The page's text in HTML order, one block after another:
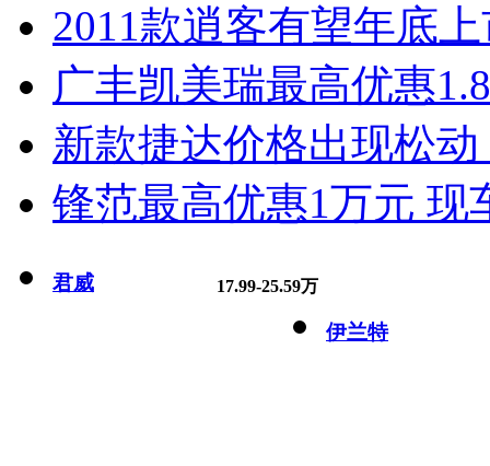
2011款逍客有望年底
广丰凯美瑞最高优惠
新款捷达价格出现松
锋范最高优惠1万元 现
君威 17.99-25.59万
伊兰特